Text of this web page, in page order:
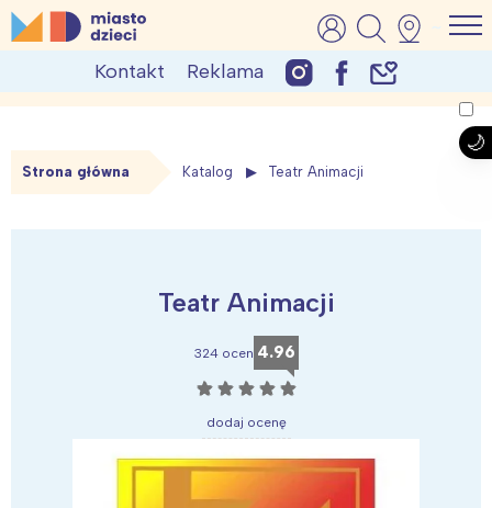
Skip
to
MiastoDzieci.pl
atrakcje dla dzieci, wydarzenia, imprezy rodzinne
Kontakt Reklama
Strona główna Katalog Teatr Animacji
Teatr Animacji
324 ocen 4.96
☆ ☆ ☆ ☆ ☆
dodaj ocenę